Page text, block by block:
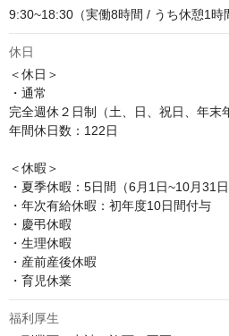
9:30~18:30（実働8時間 / うち休憩1時
休日
＜休日＞
・通常
完全週休２日制（土、日、祝日、年末
年間休日数：122日
＜休暇＞
・夏季休暇：5日間（6月1日~10月31
・年次有給休暇：初年度10日間付与
・慶弔休暇
・生理休暇
・産前産後休暇
・育児休業
福利厚生